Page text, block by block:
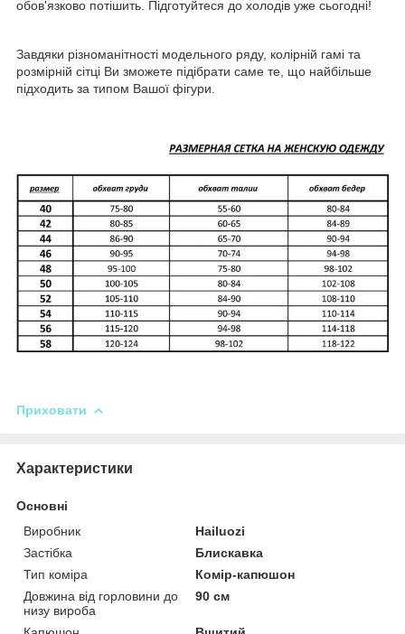
обов'язково потішить. Підготуйтеся до холодів уже сьогодні!
Завдяки різноманітності модельного ряду, колірній гамі та
розмірній сітці Ви зможете підібрати саме те, що найбільше
підходить за типом Вашої фігури.
Приховати
Характеристики
Основні
Виробник
Hailuozi
Застібка
Блискавка
Тип коміра
Комір-капюшон
Довжина від горловини до
низу вироба
90 см